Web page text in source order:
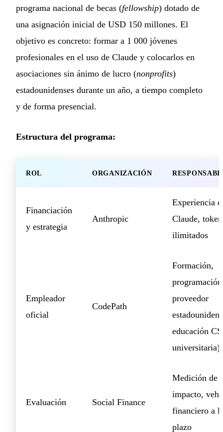
programa nacional de becas (fellowship) dotado de
una asignación inicial de USD 150 millones. El
objetivo es concreto: formar a 1 000 jóvenes
profesionales en el uso de Claude y colocarlos en
asociaciones sin ánimo de lucro (nonprofits)
estadounidenses durante un año, a tiempo completo
y de forma presencial.
Estructura del programa:
ROL ORGANIZACIÓN
Financiación
y estrategia
Anthropic
Experiencia
Claude,
ilimitados
Empleador
oficial
CodePath
Formación,
proveedor
educación CS
universitaria)
Evaluación Social Finance
Medición de
impacto,
financiero a
plazo